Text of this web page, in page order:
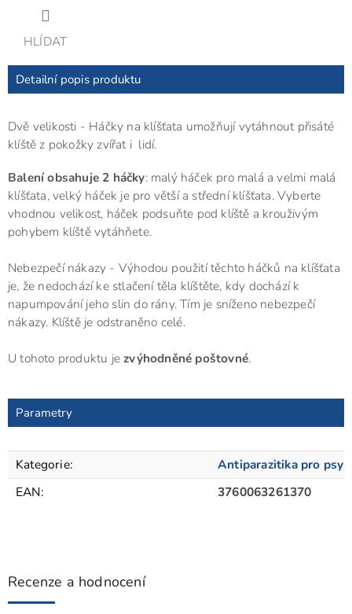
HLÍDAT
Detailní popis produktu
Dvě velikosti - Háčky na klíšťata umožňují vytáhnout přisáté
klíště z pokožky zvířat i lidí.
Balení obsahuje 2 háčky: malý háček pro malá a velmi malá
klíšťata, velký háček je pro větší a střední klíšťata. Vyberte
vhodnou velikost, háček podsuňte pod klíště a krouživým
pohybem klíště vytáhňete.
Nebezpečí nákazy - Výhodou použití těchto háčků na klíšťata
je, že nedochází ke stlačení těla klíštěte, kdy dochází k
napumpování jeho slin do rány. Tím je sníženo nebezpečí
nákazy. Klíště je odstraněno celé.
U tohoto produktu jezvýhodněné poštovné.
Parametry
Kategorie:
Antiparazitika pro psy
EAN: 3760063261370
Recenze a hodnocení